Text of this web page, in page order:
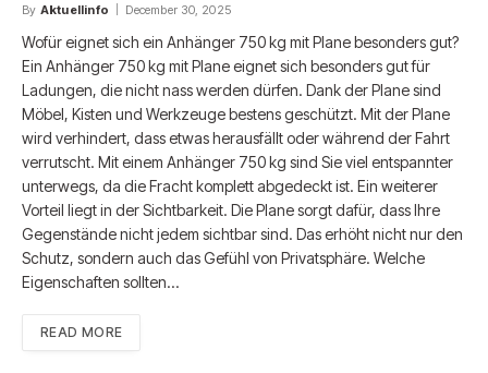
By Aktuellinfo December 30, 2025
Wofür eignet sich ein Anhänger 750 kg mit Plane besonders gut?
Ein Anhänger 750 kg mit Plane eignet sich besonders gut für
Ladungen, die nicht nass werden dürfen. Dank der Plane sind
Möbel, Kisten und Werkzeuge bestens geschützt. Mit der Plane
wird verhindert, dass etwas herausfällt oder während der Fahrt
verrutscht. Mit einem Anhänger 750 kg sind Sie viel entspannter
unterwegs, da die Fracht komplett abgedeckt ist. Ein weiterer
Vorteil liegt in der Sichtbarkeit. Die Plane sorgt dafür, dass Ihre
Gegenstände nicht jedem sichtbar sind. Das erhöht nicht nur den
Schutz, sondern auch das Gefühl von Privatsphäre. Welche
Eigenschaften sollten…
READ MORE